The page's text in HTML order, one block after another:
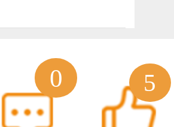
0 5
之窗
有